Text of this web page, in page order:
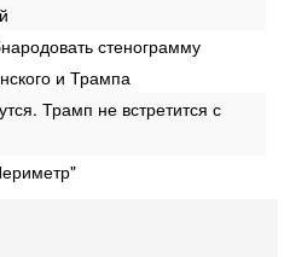
стенограмму
и Трампа
Трамп не встретится с